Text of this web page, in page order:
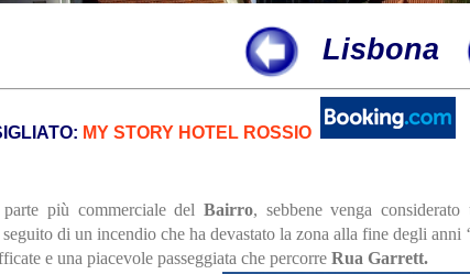
Lisbona
MY STORY HOTEL ROSSIO
più commerciale del Bairro, sebbene venga
di un incendio che ha devastato la zona alla fine degli
e una piacevole passeggiata che percorre Rua Garrett.